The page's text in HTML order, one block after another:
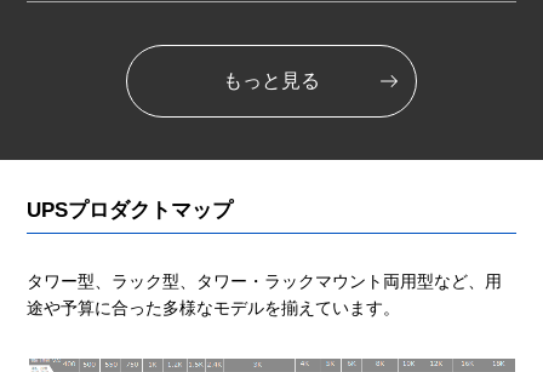
もっと見る
UPSプロダクトマップ
タワー型、ラック型、タワー・ラックマウント両用型など、用
途や予算に合った多様なモデルを揃えています。